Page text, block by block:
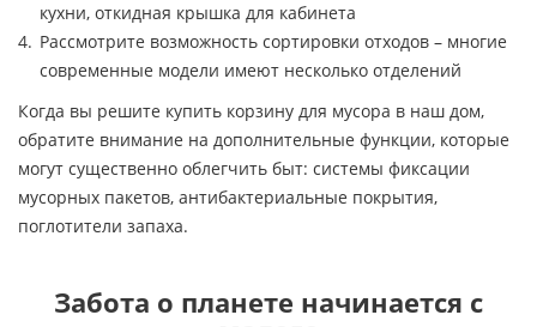
кухни, откидная крышка для кабинета
Рассмотрите возможность сортировки отходов – многие
современные модели имеют несколько отделений
Когда вы решите купить корзину для мусора в наш дом,
обратите внимание на дополнительные функции, которые
могут существенно облегчить быт: системы фиксации
мусорных пакетов, антибактериальные покрытия,
поглотители запаха.
Забота о планете начинается с